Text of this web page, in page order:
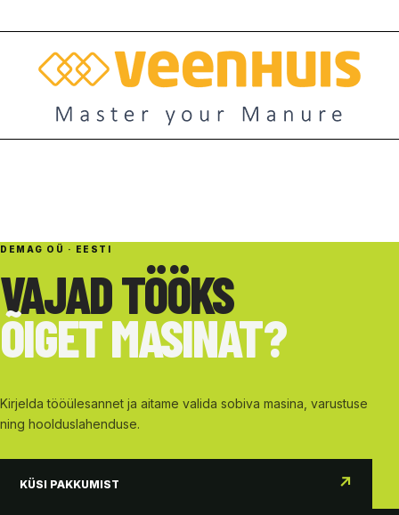
DEMAG OÜ · EESTI
VAJAD TÖÖKS
ÕIGET MASINAT?
Kirjelda tööülesannet ja aitame valida sobiva masina, varustuse
ning hoolduslahenduse.
KÜSI PAKKUMIST ↗